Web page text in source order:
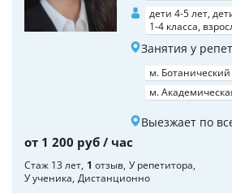
дети 4-5 лет,
1-4 класса,
Занятия у
м. Ботанический
м.
Выезжает по
от 1 200 руб / час
Стаж 13 лет 1 отзыв У репетитора
У ученика Дистанционно